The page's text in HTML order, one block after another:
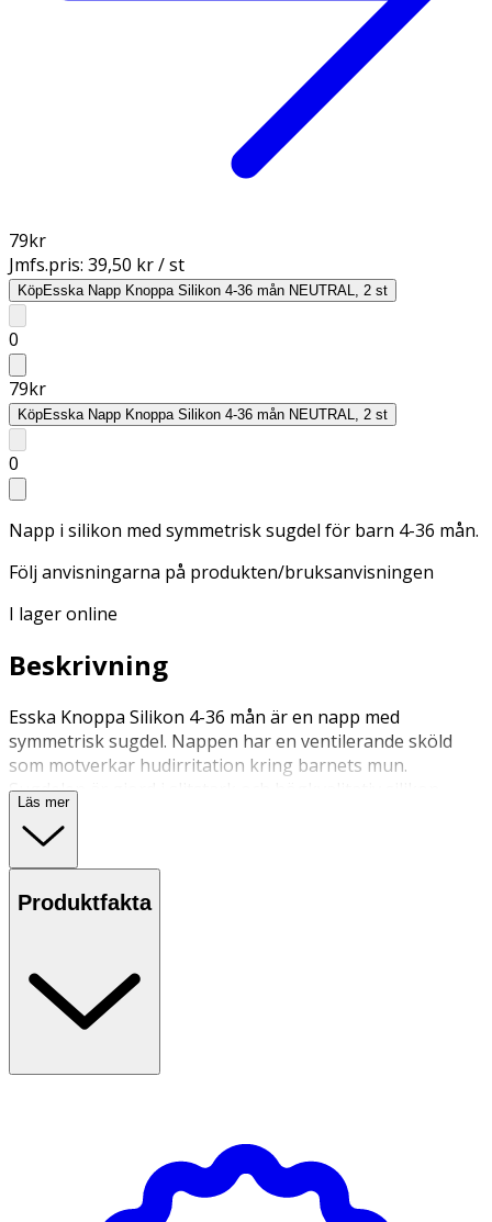
79kr
Jmfs.pris: 39,50 kr / st
KöpEsska Napp Knoppa Silikon 4-36 mån NEUTRAL, 2 st
0
79kr
KöpEsska Napp Knoppa Silikon 4-36 mån NEUTRAL, 2 st
0
Napp i silikon med symmetrisk sugdel för barn 4-36 mån.
Följ anvisningarna på produkten/bruksanvisningen
I lager online
Beskrivning
Esska Knoppa Silikon 4-36 mån är en napp med
symmetrisk sugdel. Nappen har en ventilerande sköld
som motverkar hudirritation kring barnets mun.
Sugdelen är gjord i slitstark och högkvalitativ silikon.
Nappen har en neutral och minimalistisk form med ring.
Tillverkad i Sverige. 2-pack.
användning, dra i den åt olika håll. Kasta nappen så fort
Undvik direkt solljus
OK för gravida och ammande:
Läs mer
Produktfakta